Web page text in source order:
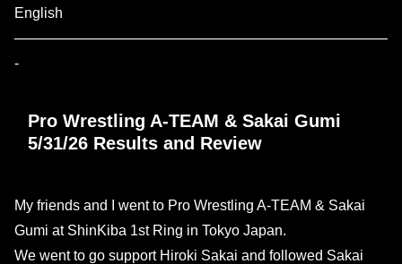
English
——————————————————————————
-
Pro Wrestling A-TEAM & Sakai Gumi
5/31/26 Results and Review
My friends and I went to Pro Wrestling A-TEAM & Sakai
Gumi at ShinKiba 1st Ring in Tokyo Japan.
We went to go support Hiroki Sakai and followed Sakai